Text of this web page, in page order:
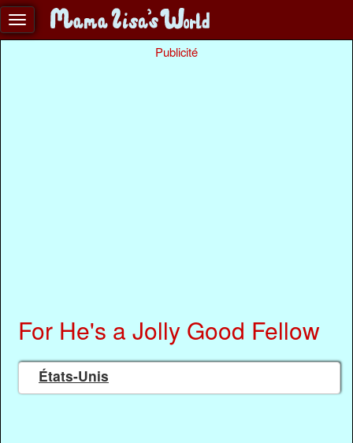
Publicité
For He's a Jolly Good Fellow
États-Unis